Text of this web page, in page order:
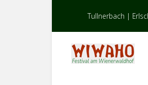
Tullnerbach |